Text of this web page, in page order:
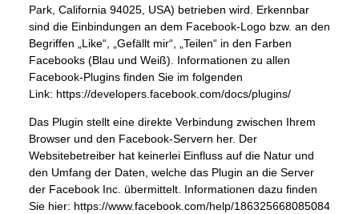
Park, California 94025, USA) betrieben wird. Erkennbar
sind die Einbindungen an dem Facebook-Logo bzw. an den
Begriffen „Like“, „Gefällt mir“, „Teilen“ in den Farben
Facebooks (Blau und Weiß). Informationen zu allen
Facebook-Plugins finden Sie im folgenden
Link: https://developers.facebook.com/docs/plugins/
Das Plugin stellt eine direkte Verbindung zwischen Ihrem
Browser und den Facebook-Servern her. Der
Websitebetreiber hat keinerlei Einfluss auf die Natur und
den Umfang der Daten, welche das Plugin an die Server
der Facebook Inc. übermittelt. Informationen dazu finden
Sie hier: https://www.facebook.com/help/186325668085084